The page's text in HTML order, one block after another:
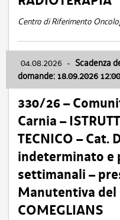
Centro di Riferimento
04.08.2026 - Scadenza
domande: 18.09.2026 12:00
330/26 –
Carnia –
TECNICO – Cat.
indeterminato e
settimanali –
Manutentiva del
COMEGLIANS